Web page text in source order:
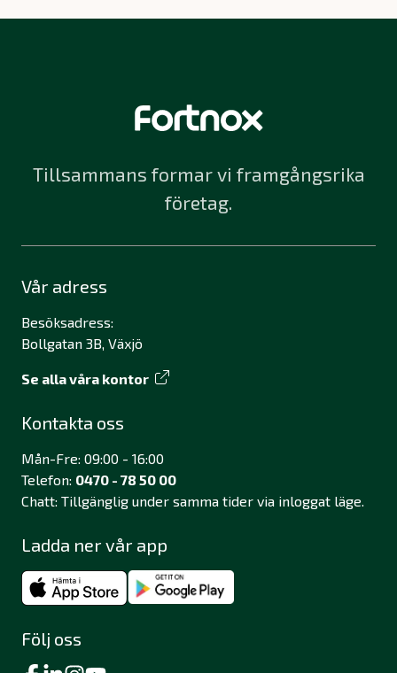
Tillsammans formar vi framgångsrika
företag.
Vår adress
Besöksadress:
Bollgatan 3B, Växjö
Se alla våra kontor
Kontakta oss
Mån-Fre: 09:00 - 16:00
Telefon: 0470 - 78 50 00
Chatt: Tillgänglig under samma tider via inloggat läge.
Ladda ner vår app
Följ oss